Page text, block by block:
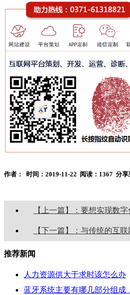
作者： 时间：2019-11-22 阅读：1367 分享
【上一篇】：要想实现数
【下一篇】：与传统的互
推荐新闻
人力资源供大于求时该怎么办
蓝牙系统主要有哪几部分组成